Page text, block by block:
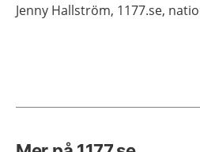
Jenny Hallström, 1177.se,